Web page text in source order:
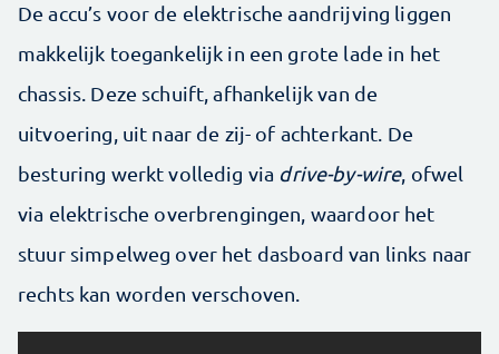
De accu’s voor de elektrische aandrijving liggen
makkelijk toegankelijk in een grote lade in het
chassis. Deze schuift, afhankelijk van de
uitvoering, uit naar de zij- of achterkant. De
besturing werkt volledig via drive-by-wire, ofwel
via elektrische overbrengingen, waardoor het
stuur simpelweg over het dasboard van links naar
rechts kan worden verschoven.